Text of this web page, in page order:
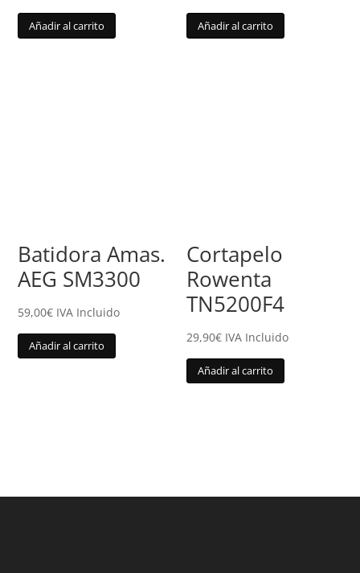
Añadir al carrito Añadir al carrito
Batidora Amas.
AEG SM3300
59,00€ IVA Incluido
Añadir al carrito
Cortapelo
Rowenta
TN5200F4
29,90€ IVA Incluido
Añadir al carrito